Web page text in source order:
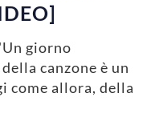
giorno
canzone è un
come allora, della